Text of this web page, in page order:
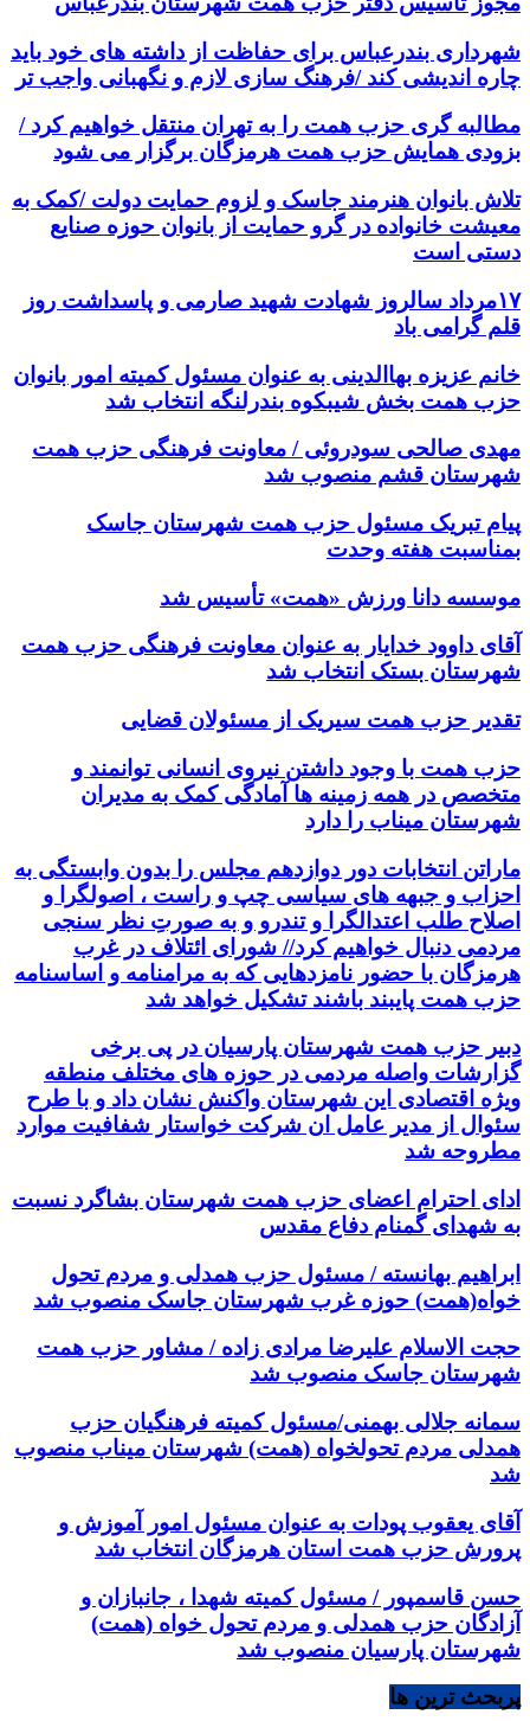
شهرداری بندرعباس برای حفاظت از داشته های خود باید
چاره اندیشی کند /فرهنگ سازی لازم و نگهبانی واجب تر
مطالبه گری حزب همت را به تهران منتقل خواهیم کرد /
بزودی همایش حزب همت هرمزگان برگزار می شود
تلاش بانوان هنرمند جاسک و لزوم حمایت دولت /کمک به
معیشت خانواده در گرو حمایت از بانوان حوزه صنایع
دستی است
۱۷مرداد سالروز شهادت شهید صارمی و پاسداشت روز
قلم گرامی باد
خانم عزیزه بهاالدینی به عنوان مسئول کمیته امور بانوان
حزب همت بخش شیبکوه بندرلنگه انتخاب شد
مهدی صالحی سودروئی / معاونت فرهنگی حزب همت
شهرستان قشم منصوب شد
پیام تبریک مسئول حزب همت شهرستان جاسک
بمناسبت هفته وحدت
موسسه دانا ورزش «همت» تأسیس شد
آقای داوود خدایار به عنوان معاونت فرهنگی حزب همت
شهرستان بستک انتخاب شد
تقدیر حزب همت سیریک از مسئولان قضایی
حزب همت با وجود داشتن نیروی انسانی توانمند و
متخصص در همه زمینه ها آمادگی کمک به مدیران
شهرستان میناب را دارد
ماراتن انتخابات دور دوازدهم مجلس را بدون وابستگی به
احزاب و جبهه های سیاسی چپ و راست ، اصولگرا و
اصلاح طلب اعتدالگرا و تندرو و به صورتِ نظر سنجی
مردمی دنبال خواهیم کرد// شورای ائتلاف در غرب
هرمزگان با حضور نامزدهایی که به مرامنامه و اساسنامه
حزب همت پایبند باشند تشکیل خواهد شد
دبیر حزب همت شهرستان پارسیان در پی برخی
گزارشات واصله مردمی در حوزه های مختلف منطقه
ویژه اقتصادی این شهرستان واکنش نشان داد و با طرح
سئوال از مدیر عامل ان شرکت خواستار شفافیت موارد
مطروحه شد
ادای احترام اعضای حزب همت شهرستان بشاگرد نسبت
به شهدای گمنام دفاع مقدس
ابراهیم بهانسته / مسئول حزب همدلی و مردم تحول
خواه(همت) حوزه غرب شهرستان جاسک منصوب شد
حجت الاسلام علیرضا مرادی زاده / مشاور حزب همت
شهرستان جاسک منصوب شد
سمانه جلالی بهمنی/مسئول کمیته فرهنگیان حزب
همدلی مردم تحولخواه (همت) شهرستان میناب منصوب
شد
آقای یعقوب پودات به عنوان مسئول امور آموزش و
پرورش حزب همت استان هرمزگان انتخاب شد
حسن قاسمپور / مسئول کمیته شهدا ، جانبازان و
آزادگان حزب همدلی و مردم تحول خواه (همت)
شهرستان پارسیان منصوب شد
پربحث ترین ها